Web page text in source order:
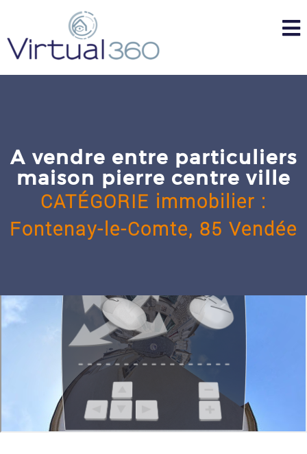
content
A vendre entre particuliers
maison pierre centre ville
CATÉGORIE immobilier :
Fontenay-le-Comte, 85 Vendée